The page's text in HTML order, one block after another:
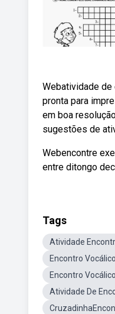
Webatividade de
pronta para
em boa
sugestões de
Webencontre
entre ditongo
Tags
Atividade
Encontro
Encontro
Atividade De